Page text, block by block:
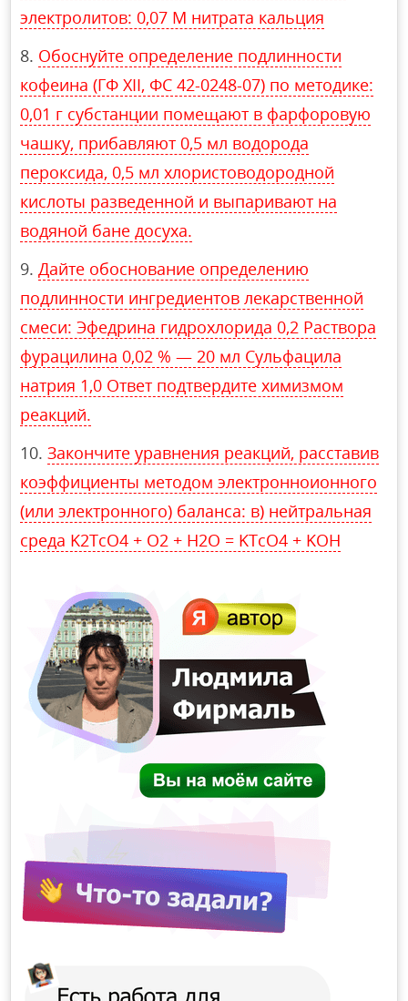
электролитов: 0,07 М нитрата кальция
Обоснуйте определение подлинности
кофеина (ГФ XII, ФС 42-0248-07) по методике:
0,01 г субстанции помещают в фарфоровую
чашку, прибавляют 0,5 мл водорода
пероксида, 0,5 мл хлористоводородной
кислоты разведенной и выпаривают на
водяной бане досуха.
Дайте обоснование определению
подлинности ингредиентов лекарственной
смеси: Эфедрина гидрохлорида 0,2 Раствора
фурацилина 0,02 % — 20 мл Сульфацила
натрия 1,0 Ответ подтвердите химизмом
реакций.
Закончите уравнения реакций, расставив
коэффициенты методом электронноионного
(или электронного) баланса: в) нейтральная
среда K2TcO4 + O2 + H2O = KTcO4 + KOH